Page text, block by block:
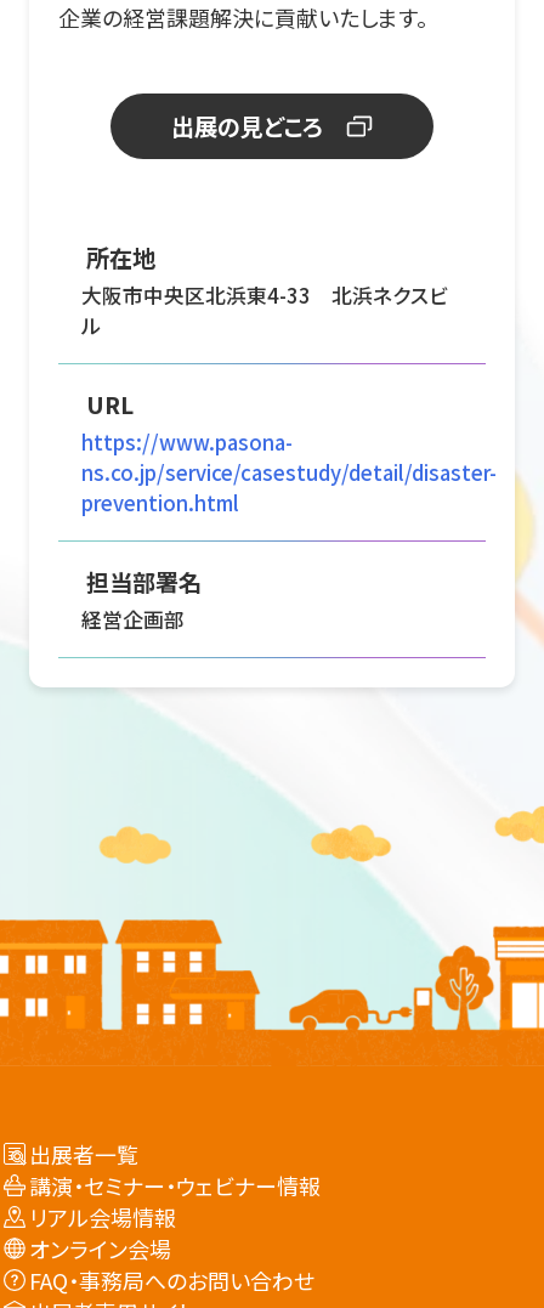
企業の経営課題解決に貢献いたします。
出展の見どころ
所在地
大阪市中央区北浜東4-33 北浜ネクスビ
ル
URL
https://www.pasona-
ns.co.jp/service/casestudy/detail/disaster-
prevention.html
担当部署名
経営企画部
出展者一覧
講演・セミナー・ウェビナー情報
リアル会場情報
オンライン会場
FAQ・事務局へのお問い合わせ